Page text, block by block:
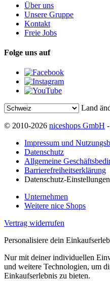
Über uns
Unsere Gruppe
Kontakt
Freie Jobs
Folge uns auf
Land
© 2010-2026 niceshops GmbH
Impressum und
Datenschutz
Allgemeine
Barrierefreiheitserklärung
Datenschutz-Einstellungen
Unternehmen
Weitere nice Shops
Vertrag widerrufen
Personalisiere dein
Nur mit deiner individuellen
und weitere Technologien, um
Einkaufserlebnis zu bieten.